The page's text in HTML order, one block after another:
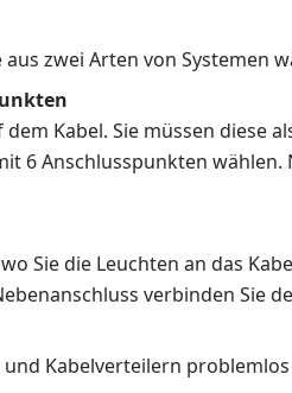
zwei Arten von Systemen
Kabel. Sie müssen
6 Anschlusspunkten
Sie die Leuchten an das
verbinden Sie
Kabelverteilern